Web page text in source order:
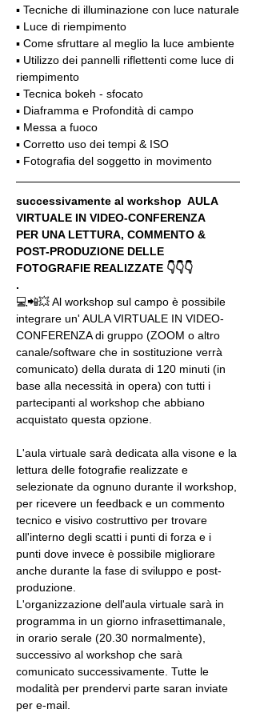
▪️ Tecniche di illuminazione con luce naturale
▪️ Luce di riempimento
▪️ Come sfruttare al meglio la luce ambiente
▪️ Utilizzo dei pannelli riflettenti come luce di
riempimento
▪️ Tecnica bokeh - sfocato
▪️ Diaframma e Profondità di campo
▪️ Messa a fuoco
▪️ Corretto uso dei tempi & ISO
▪️ Fotografia del soggetto in movimento
successivamente al workshop  AULA
VIRTUALE IN VIDEO-CONFERENZA
PER UNA LETTURA, COMMENTO &
POST-PRODUZIONE DELLE
FOTOGRAFIE REALIZZATE 👇👇👇
.
💻📲💥 Al workshop sul campo è possibile
integrare un' AULA VIRTUALE IN VIDEO-
CONFERENZA di gruppo (ZOOM o altro
canale/software che in sostituzione verrà
comunicato) della durata di 120 minuti (in
base alla necessità in opera) con tutti i
partecipanti al workshop che abbiano
acquistato questa opzione.
L'aula virtuale sarà dedicata alla visone e la
lettura delle fotografie realizzate e
selezionate da ognuno durante il workshop,
per ricevere un feedback e un commento
tecnico e visivo costruttivo per trovare
all'interno degli scatti i punti di forza e i
punti dove invece è possibile migliorare
anche durante la fase di sviluppo e post-
produzione.
L'organizzazione dell'aula virtuale sarà in
programma in un giorno infrasettimanale,
in orario serale (20.30 normalmente),
successivo al workshop che sarà
comunicato successivamente. Tutte le
modalità per prendervi parte saran inviate
per e-mail.